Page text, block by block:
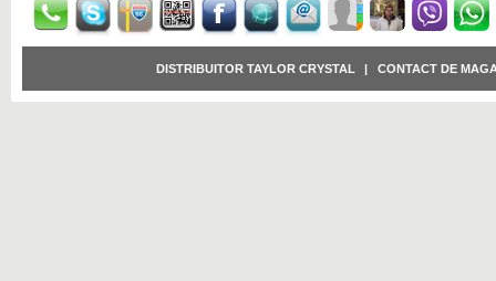
DISTRIBUITOR TAYLOR CRYSTAL | CONTACT DE